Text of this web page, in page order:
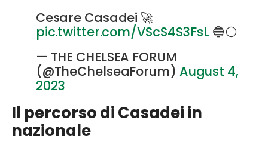
Cesare Casadei 🚀
pic.twitter.com/VScS4S3FsL 🔵⚪️
— THE CHELSEA FORUM
(@TheChelseaForum) August 4,
2023
Il percorso di Casadei in
nazionale